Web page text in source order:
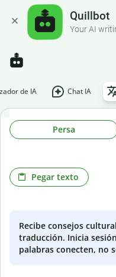
Quillbot
Your AI
de IA Chat IA
Persa
Pegar texto
Recibe consejos
traducción. Inicia
palabras conecten, no